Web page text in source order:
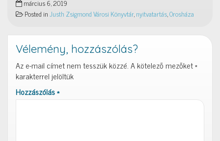
március 6, 2019
Posted inJusth Zsigmond Városi Könyvtár,nyitvatartás,Orosháza
Vélemény, hozzászólás?
Az e-mail címet nem tesszük közzé.A kötelező mezőket*
karakterrel jelöltük
Hozzászólás*